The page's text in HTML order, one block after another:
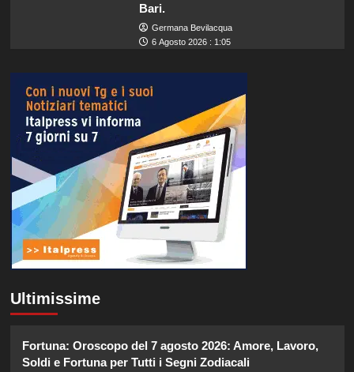
Bari.
Germana Bevilacqua
6 Agosto 2026 : 1:05
Ultimissime
Fortuna: Oroscopo del 7 agosto 2026: Amore, Lavoro,
Soldi e Fortuna per Tutti i Segni Zodiacali